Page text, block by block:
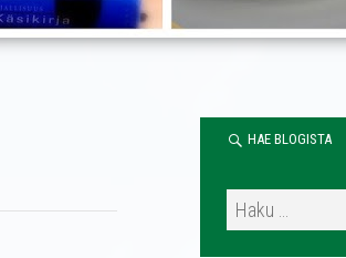
HAE BLOGISTA